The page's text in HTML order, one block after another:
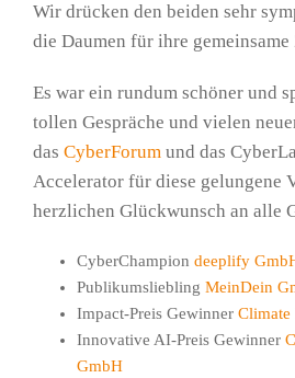
Wir drücken den beiden sehr
die Daumen für ihre
Es war ein rundum schöner und
tollen Gespräche und vielen
das CyberForum und das
Accelerator für diese gelungene
herzlichen Glückwunsch an alle
CyberChampion deeplify
Publikumsliebling MeinDein
Impact-Preis Gewinner Climate
Innovative AI-Preis Gewinner
GmbH